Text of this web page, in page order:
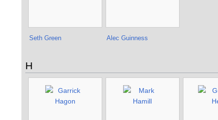
Seth Green Alec Guinness
H